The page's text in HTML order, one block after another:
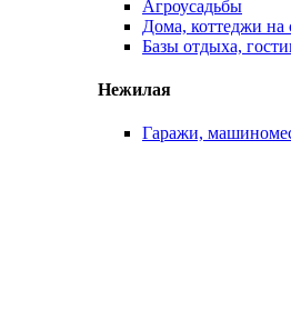
Агроусадьбы
Дома, коттеджи на
Базы отдыха,
Нежилая
Гаражи,